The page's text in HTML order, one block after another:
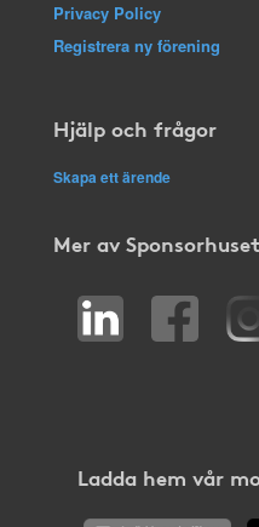
Privacy Policy
Registrera ny förening
Hjälp och frågor
Skapa ett ärende
Mer av Sponsorhuset
Ladda hem vår